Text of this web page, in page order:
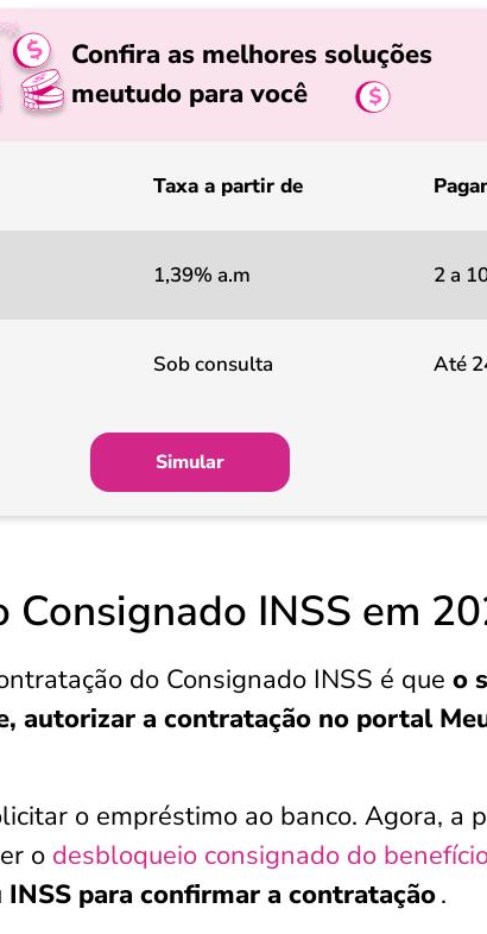
Confira as melhores soluções
meutudo para você
Taxa a partir de
1,39% a.m 2 a
Sob consulta Até
Simular
Consignado INSS em
do Consignado INSS é que o
autorizar a contratação no portal
o empréstimo ao banco. Agora, a
o desbloqueio consignado do
para confirmar a contratação.